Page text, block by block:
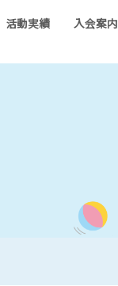
活動実績 入会案内